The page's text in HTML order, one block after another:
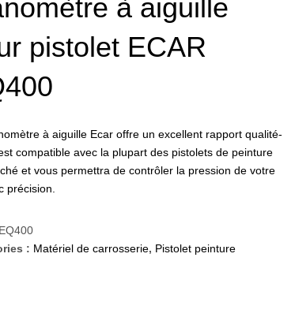
à aiguille
pistolet ECAR
à aiguille Ecar offre un excellent rapport qualité-
compatible avec la plupart des pistolets de peinture
et vous permettra de contrôler la pression de votre
précision.
EQ400
: Matériel de carrosserie, Pistolet peinture